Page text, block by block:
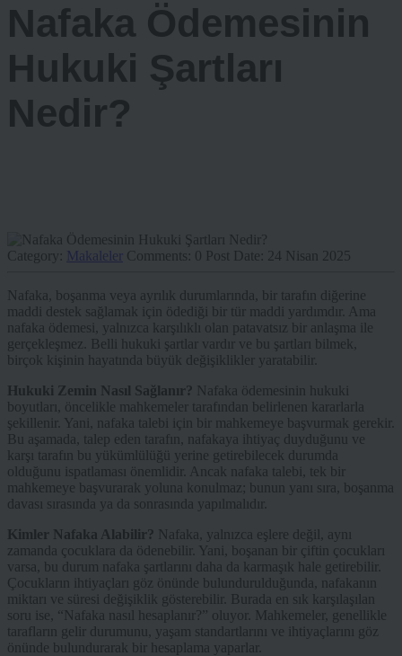
Nafaka Ödemesinin
Hukuki Şartları
Nedir?
Category: Makaleler Comments: 0 Post Date: 24 Nisan 2025
Nafaka, boşanma veya ayrılık durumlarında, bir tarafın diğerine
maddi destek sağlamak için ödediği bir tür maddi yardımdır. Ama
nafaka ödemesi, yalnızca karşılıklı olan patavatsız bir anlaşma ile
gerçekleşmez. Belli hukuki şartlar vardır ve bu şartları bilmek,
birçok kişinin hayatında büyük değişiklikler yaratabilir.
Hukuki Zemin Nasıl Sağlanır? Nafaka ödemesinin hukuki
boyutları, öncelikle mahkemeler tarafından belirlenen kararlarla
şekillenir. Yani, nafaka talebi için bir mahkemeye başvurmak gerekir.
Bu aşamada, talep eden tarafın, nafakaya ihtiyaç duyduğunu ve
karşı tarafın bu yükümlülüğü yerine getirebilecek durumda
olduğunu ispatlaması önemlidir. Ancak nafaka talebi, tek bir
mahkemeye başvurarak yoluna konulmaz; bunun yanı sıra, boşanma
davası sırasında ya da sonrasında yapılmalıdır.
Kimler Nafaka Alabilir? Nafaka, yalnızca eşlere değil, aynı
zamanda çocuklara da ödenebilir. Yani, boşanan bir çiftin çocukları
varsa, bu durum nafaka şartlarını daha da karmaşık hale getirebilir.
Çocukların ihtiyaçları göz önünde bulundurulduğunda, nafakanın
miktarı ve süresi değişiklik gösterebilir. Burada en sık karşılaşılan
soru ise, “Nafaka nasıl hesaplanır?” oluyor. Mahkemeler, genellikle
tarafların gelir durumunu, yaşam standartlarını ve ihtiyaçlarını göz
önünde bulundurarak bir hesaplama yaparlar.